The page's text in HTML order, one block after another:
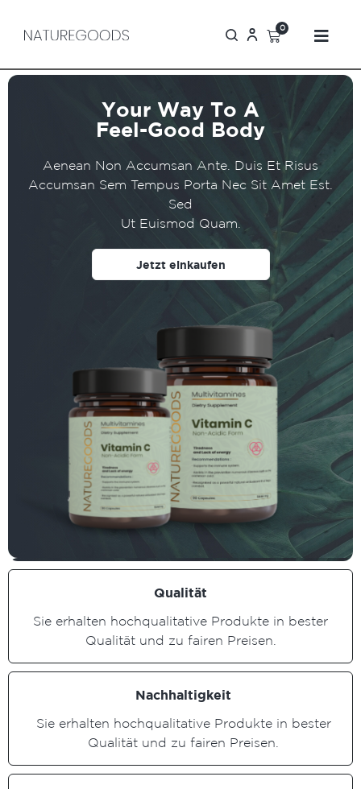
0
Your Way To A
Feel-Good Body
Aenean Non Accumsan Ante. Duis Et Risus
Accumsan Sem Tempus Porta Nec Sit Amet Est.
Sed
Ut Euismod Quam.
Jetzt einkaufen
Qualität
Sie erhalten hochqualitative Produkte in bester
Qualität und zu fairen Preisen.
Nachhaltigkeit
Sie erhalten hochqualitative Produkte in bester
Qualität und zu fairen Preisen.